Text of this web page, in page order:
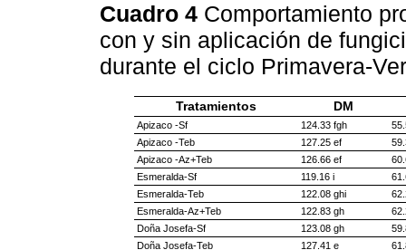
Cuadro 4 Comportamiento
con y sin aplicación de
durante el ciclo Primavera-
Tratamientos DM
Apizaco -Sf 124.33 fgh
Apizaco -Teb
127.25 ef
Apizaco -Az+Teb
126.66 ef
Esmeralda-Sf
119.16 i
Esmeralda-Teb
122.08 ghi
Esmeralda-Az+Teb
122.83 gh
Doña Josefa-Sf
123.08 gh
Doña Josefa-Teb
127.41 e